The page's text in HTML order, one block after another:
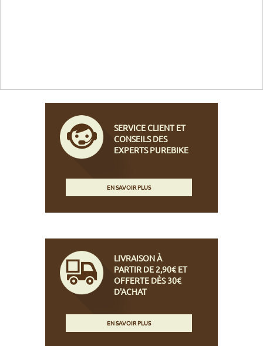
SERVICE CLIENT ET
CONSEILS DES
EXPERTS PUREBIKE
EN SAVOIR PLUS
LIVRAISON À
PARTIR DE 2,90€ ET
OFFERTE DÈS 30€
D'ACHAT
EN SAVOIR PLUS